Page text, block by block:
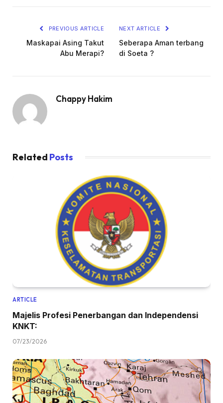
PREVIOUS ARTICLE
Maskapai Asing Takut
Abu Merapi?
NEXT ARTICLE
Seberapa Aman terbang
di Soeta ?
Chappy Hakim
Related Posts
ARTICLE
Majelis Profesi Penerbangan dan Independensi
KNKT:
07/23/2026